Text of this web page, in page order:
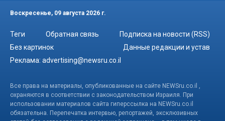
Воскресенье, 09 августа 2026 г.
Теги Обратная связь
Подписка на новости (RSS)
Без картинок
Данные редакции и устав
Реклама: advertising@newsru.co.il
Все права на материалы, опубликованные на сайте NEWSru.co.il ,
охраняются в соответствии с законодательством Израиля. При
использовании материалов сайта гиперссылка на NEWSru.co.il
обязательна. Перепечатка интервью, репортажей, эксклюзивных